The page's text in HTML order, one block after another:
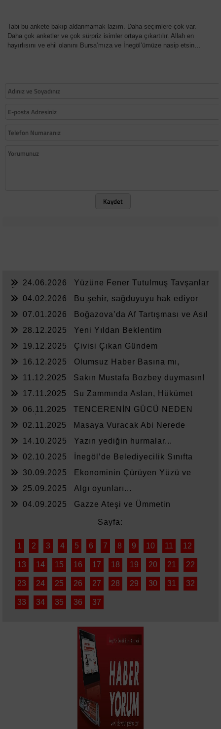
Tabi bu ankete bakıp aldanmamak lazım. Daha seçimlere çok var.
Daha çok anketler ve çok sürpriz isimler ortaya çıkartılır. Allah en
hayırlısını ve ehil olanını Bursa’mıza ve İnegöl’ümüze nasip etsin…
Kaydet
24.06.2026
Yüzüne Fener Tutulmuş Tavşanlar
04.02.2026
Bu şehir, sağduyuyu hak ediyor
07.01.2026
Boğazova’da Af Tartışması ve Asıl
28.12.2025
Yeni Yıldan Beklentim
19.12.2025
Çivisi Çıkan Gündem
16.12.2025
Olumsuz Haber Basına mı,
11.12.2025
Sakın Mustafa Bozbey duymasın!
17.11.2025
Su Zammında Aslan, Hükümet
06.11.2025
TENCERENİN GÜCÜ NEDEN
02.11.2025
Masaya Vuracak Abi Nerede
14.10.2025
Yazın yediğin hurmalar...
02.10.2025
İnegöl’de Belediyecilik Sınıfta
30.09.2025
Ekonominin Çürüyen Yüzü ve
25.09.2025
Algı oyunları...
04.09.2025
Gazze Ateşi ve Ümmetin
Sayfa:
1 2 3 4 5 6 7 8 9 10 11 12
13 14 15 16 17 18 19 20 21 22
23 24 25 26 27 28 29 30 31 32
33 34 35 36 37